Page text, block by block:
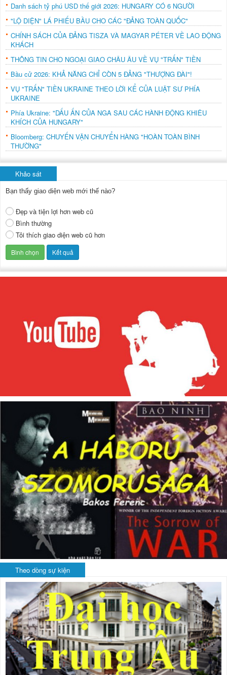
Danh sách tỷ phú USD thế giới 2026: HUNGARY CÓ 6 NGƯỜI
"LỘ DIỆN" LÁ PHIẾU BẦU CHO CÁC "ĐẢNG TOÀN QUỐC"
CHÍNH SÁCH CỦA ĐẢNG TISZA VÀ MAGYAR PÉTER VỀ LAO ĐỘNG
KHÁCH
THÔNG TIN CHO NGOẠI GIAO CHÂU ÂU VỀ VỤ "TRẤN" TIỀN
Bầu cử 2026: KHẢ NĂNG CHỈ CÒN 5 ĐẢNG "THƯỢNG ĐÀI"!
VỤ "TRẤN" TIỀN UKRAINE THEO LỜI KỂ CỦA LUẬT SƯ PHÍA
UKRAINE
Phía Ukraine: "DẤU ẤN CỦA NGA SAU CÁC HÀNH ĐỘNG KHIÊU
KHÍCH CỦA HUNGARY"
Bloomberg: CHUYẾN VẬN CHUYỂN HÀNG "HOÀN TOÀN BÌNH
THƯỜNG"
Khảo sát
Bạn thấy giao diện web mới thế nào?
Đẹp và tiện lợi hơn web cũ
Bình thường
Tôi thích giao diện web cũ hơn
Theo dòng sự kiện